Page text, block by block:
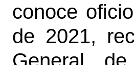
conoce
de 2021,
General